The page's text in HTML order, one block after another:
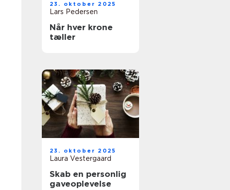
23. oktober 2025
Lars Pedersen
Når hver krone
tæller
23. oktober 2025
Laura Vestergaard
Skab en personlig
gaveoplevelse